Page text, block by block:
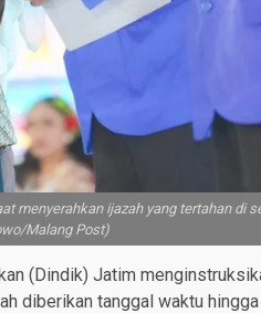
menyerahkan ijazah yang tertahan di
Malang Post)
(Dindik) Jatim
diberikan tanggal waktu